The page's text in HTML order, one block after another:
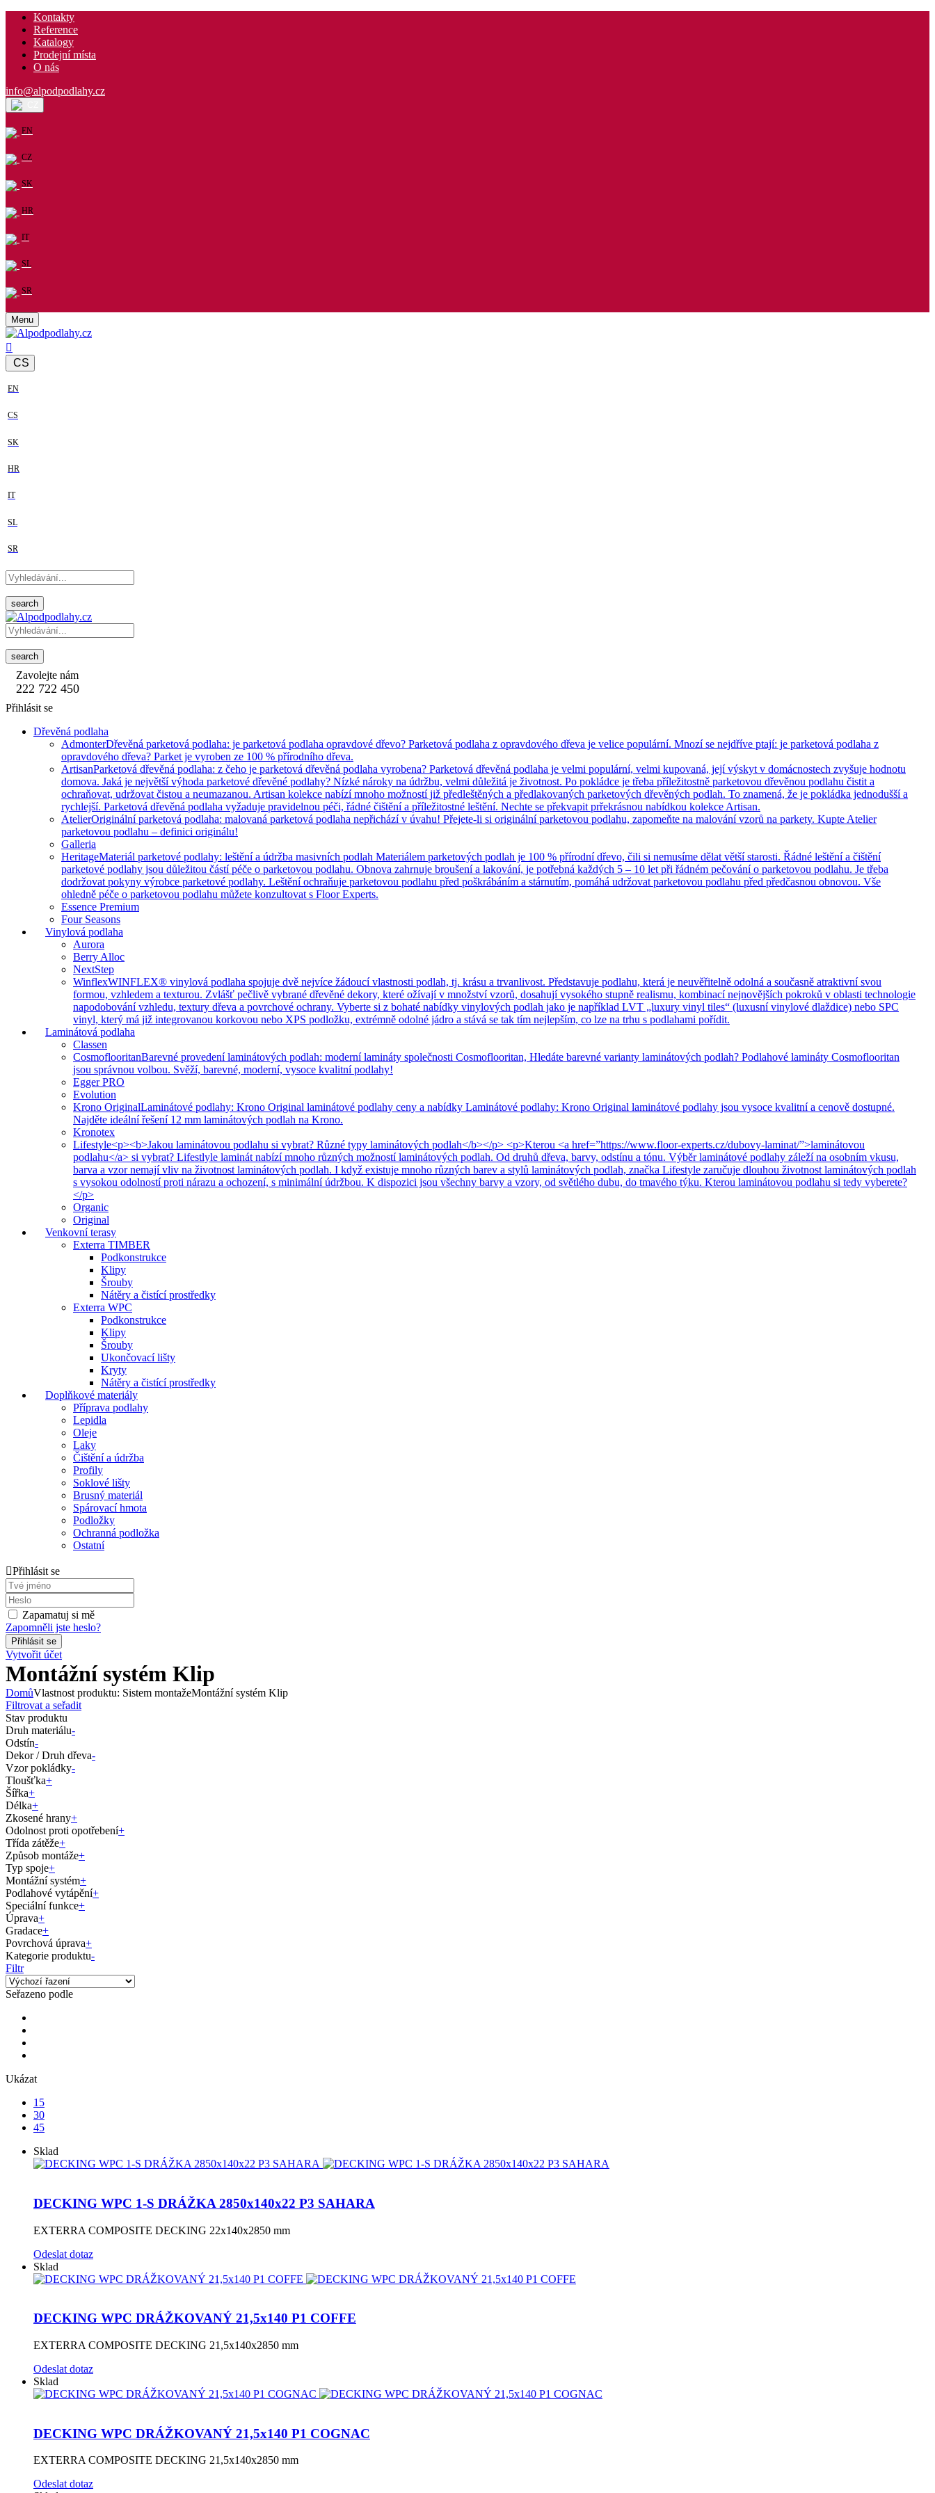
Kontakty
Reference
Katalogy
Prodejní místa
O nás
info@alpodpodlahy.cz
EN
CZ
SK
HR
IT
SL
SR
Menu
CS
EN
CS
SK
HR
IT
SL
SR
search
search
Zavolejte nám
222 722 450
Přihlásit se
Dřevěná podlaha
AdmonterDřevěná parketová podlaha: je parketová podlaha opravdové dřevo? Parketová podlaha z opravdového dřeva je velice populární. Mnozí se nejdříve ptají: je parketová podlaha z
opravdového dřeva? Parket je vyroben ze 100 % přírodního dřeva.
ArtisanParketová dřevěná podlaha: z čeho je parketová dřevěná podlaha vyrobena? Parketová dřevěná podlaha je velmi populární, velmi kupovaná, její výskyt v domácnostech zvyšuje hodnotu
domova. Jaká je největší výhoda parketové dřevěné podlahy? Nízké nároky na údržbu, velmi důležitá je životnost. Po pokládce je třeba příležitostně parketovou dřevěnou podlahu čistit a
ochraňovat, udržovat čistou a neumazanou. Artisan kolekce nabízí mnoho možností již předleštěných a předlakovaných parketových dřevěných podlah. To znamená, že je pokládka jednodušší a
rychlejší. Parketová dřevěná podlaha vyžaduje pravidelnou péči, řádné čištění a příležitostné leštění. Nechte se překvapit prřekrásnou nabídkou kolekce Artisan.
AtelierOriginální parketová podlaha: malovaná parketová podlaha nepřichází v úvahu! Přejete-li si originální parketovou podlahu, zapomeňte na malování vzorů na parkety. Kupte Atelier
parketovou podlahu – definici originálu!
Galleria
HeritageMateriál parketové podlahy: leštění a údržba masivních podlah Materiálem parketových podlah je 100 % přírodní dřevo, čili si nemusíme dělat větší starosti. Řádné leštění a čištění
parketové podlahy jsou důležitou částí péče o parketovou podlahu. Obnova zahrnuje broušení a lakování, je potřebná každých 5 – 10 let při řádném pečování o parketovou podlahu. Je třeba
dodržovat pokyny výrobce parketové podlahy. Leštění ochraňuje parketovou podlahu před poškrábáním a stárnutím, pomáhá udržovat parketovou podlahu před předčasnou obnovou. Vše
ohledně péče o parketovou podlahu můžete konzultovat s Floor Experts.
Essence Premium
Four Seasons
Vinylová podlaha
Aurora
Berry Alloc
NextStep
WinflexWINFLEX® vinylová podlaha spojuje dvě nejvíce žádoucí vlastnosti podlah, tj. krásu a trvanlivost. Představuje podlahu, která je neuvěřitelně odolná a současně atraktivní svou
formou, vzhledem a texturou. Zvlášť pečlivě vybrané dřevěné dekory, které ožívají v množství vzorů, dosahují vysokého stupně realismu, kombinací nejnovějších pokroků v oblasti technologie
napodobování vzhledu, textury dřeva a povrchové ochrany. Vyberte si z bohaté nabídky vinylových podlah jako je například LVT „luxury vinyl tiles“ (luxusní vinylové dlaždice) nebo SPC
vinyl, který má již integrovanou korkovou nebo XPS podložku, extrémně odolné jádro a stává se tak tím nejlepším, co lze na trhu s podlahami pořídit.
Laminátová podlaha
Classen
CosmoflooritanBarevné provedení laminátových podlah: moderní lamináty společnosti Cosmoflooritan, Hledáte barevné varianty laminátových podlah? Podlahové lamináty Cosmoflooritan
jsou správnou volbou. Svěží, barevné, moderní, vysoce kvalitní podlahy!
Egger PRO
Evolution
Krono OriginalLaminátové podlahy: Krono Original laminátové podlahy ceny a nabídky Laminátové podlahy: Krono Original laminátové podlahy jsou vysoce kvalitní a cenově dostupné.
Najděte ideální řešení 12 mm laminátových podlah na Krono.
Kronotex
Lifestyle<p><b>Jakou laminátovou podlahu si vybrat? Různé typy laminátových podlah</b></p> <p>Kterou <a href=”https://www.floor-experts.cz/dubovy-laminat/”>laminátovou
podlahu</a> si vybrat? Lifestlyle laminát nabízí mnoho různých možností laminátových podlah. Od druhů dřeva, barvy, odstínu a tónu. Výběr laminátové podlahy záleží na osobním vkusu,
barva a vzor nemají vliv na životnost laminátových podlah. I když existuje mnoho různých barev a stylů laminátových podlah, značka Lifestyle zaručuje dlouhou životnost laminátových podlah
s vysokou odolností proti nárazu a ochození, s minimální údržbou. K dispozici jsou všechny barvy a vzory, od světlého dubu, do tmavého týku. Kterou laminátovou podlahu si tedy vyberete?
</p>
Organic
Original
Venkovní terasy
Exterra TIMBER
Podkonstrukce
Klipy
Šrouby
Nátěry a čistící prostředky
Exterra WPC
Podkonstrukce
Klipy
Šrouby
Ukončovací lišty
Kryty
Nátěry a čistící prostředky
Doplňkové materiály
Příprava podlahy
Lepidla
Oleje
Laky
Čištění a údržba
Profily
Soklové lišty
Brusný materiál
Spárovací hmota
Podložky
Ochranná podložka
Ostatní
Přihlásit se
Zapamatuj si mě
Zapomněli jste heslo?
Vytvořit účet
Montážní systém Klip
DomůVlastnost produktu: Sistem montažeMontážní systém Klip
Filtrovat a seřadit
Stav produktu
Druh materiálu-
Odstín-
Dekor / Druh dřeva-
Vzor pokládky-
Tloušťka+
Šířka+
Délka+
Zkosené hrany+
Odolnost proti opotřebení+
Třída zátěže+
Způsob montáže+
Typ spoje+
Montážní systém+
Podlahové vytápění+
Speciální funkce+
Úprava+
Gradace+
Povrchová úprava+
Kategorie produktu-
Filtr
Seřazeno podle
Ukázat
15
30
45
Sklad
DECKING WPC 1-S DRÁŽKA 2850x140x22 P3 SAHARA
EXTERRA COMPOSITE DECKING 22x140x2850 mm
Odeslat dotaz
Sklad
DECKING WPC DRÁŽKOVANÝ 21,5x140 P1 COFFE
EXTERRA COMPOSITE DECKING 21,5x140x2850 mm
Odeslat dotaz
Sklad
DECKING WPC DRÁŽKOVANÝ 21,5x140 P1 COGNAC
EXTERRA COMPOSITE DECKING 21,5x140x2850 mm
Odeslat dotaz